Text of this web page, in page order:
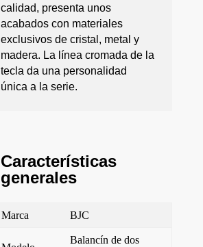
calidad, presenta unos
acabados con materiales
exclusivos de cristal, metal y
madera. La línea cromada de la
tecla da una personalidad
única a la serie.
Características
generales
Marca BJC
Balancín de dos